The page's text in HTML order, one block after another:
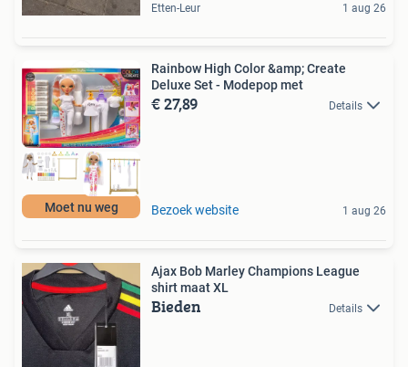
Etten-Leur 1 aug 26
Moet nu weg
Rainbow High Color &amp; Create
Deluxe Set - Modepop met
€ 27,89 Details
Bezoek website 1 aug 26
Ajax Bob Marley Champions League
shirt maat XL
Bieden Details